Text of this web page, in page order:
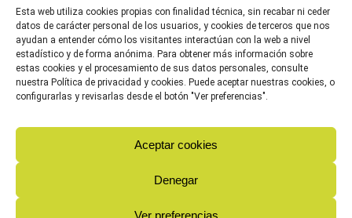
Esta web utiliza cookies propias con finalidad técnica, sin recabar ni ceder
datos de carácter personal de los usuarios, y cookies de terceros que nos
ayudan a entender cómo los visitantes interactúan con la web a nivel
estadístico y de forma anónima. Para obtener más información sobre
estas cookies y el procesamiento de sus datos personales, consulte
nuestra Política de privacidad y cookies. Puede aceptar nuestras cookies, o
configurarlas y revisarlas desde el botón "Ver preferencias".
Aceptar cookies
Denegar
Ver preferencias